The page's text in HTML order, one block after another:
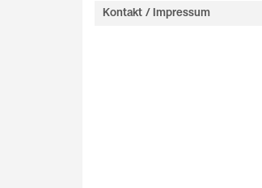
Kontakt / Impressum